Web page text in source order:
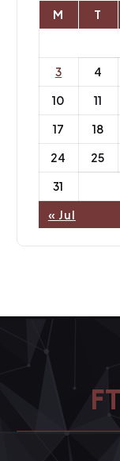
M
T
3
4
10
11
17
18
24
25
31
« Jul
F